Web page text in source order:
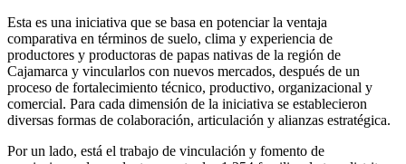
Esta es una iniciativa que se basa en potenciar la ventaja
comparativa en términos de suelo, clima y experiencia de
productores y productoras de papas nativas de la región de
Cajamarca y vincularlos con nuevos mercados, después de un
proceso de fortalecimiento técnico, productivo, organizacional y
comercial. Para cada dimensión de la iniciativa se establecieron
diversas formas de colaboración, articulación y alianzas estratégica.
Por un lado, está el trabajo de vinculación y fomento de